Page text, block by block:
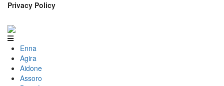
Privacy Policy
Enna
Agira
Aidone
Assoro